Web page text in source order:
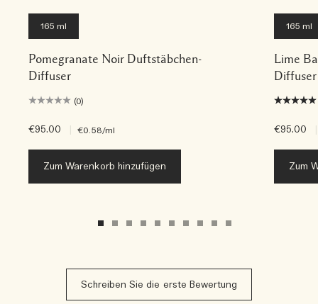
165 ml
Pomegranate Noir Duftstäbchen-
Diffuser
(0)
€95.00 €0.58/ml
Zum Warenkorb hinzufügen
165 ml
Lime
Diffuser
€95.00
Zum
Schreiben Sie die erste Bewertung